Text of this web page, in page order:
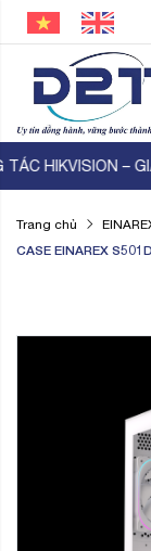
Trang chủ
CASE EINAREX